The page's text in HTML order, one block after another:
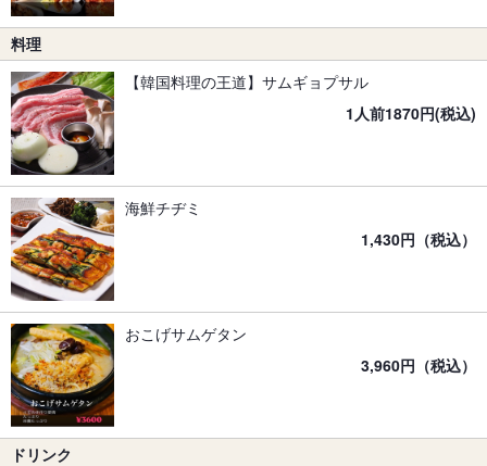
料理
【韓国料理の王道】サムギョプサル
1人前1870円(税込)
海鮮チヂミ
1,430円（税込）
おこげサムゲタン
3,960円（税込）
ドリンク